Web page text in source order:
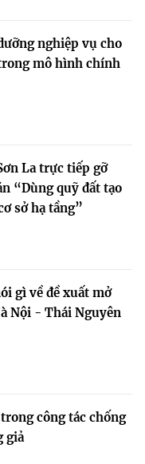
nghiệp vụ cho
mô hình chính
La trực tiếp gỡ
“Dùng quỹ đất tạo
sở hạ tầng”
gì về đề xuất mở
Nội - Thái Nguyên
công tác chống
giả